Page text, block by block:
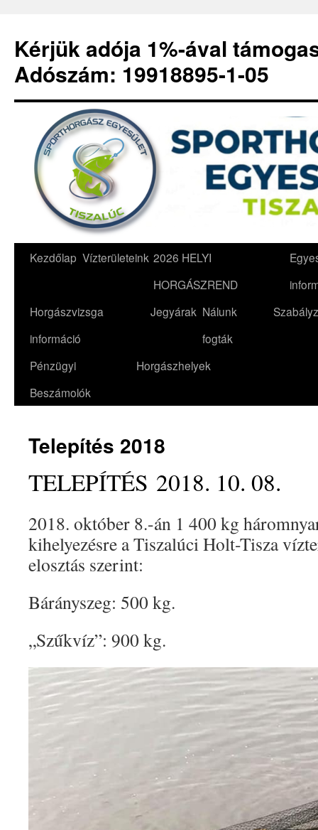
Kérjük adója 1%-ával
Adószám: 19918895-1-05
Kilépés
tartalomba
Kezdőlap Vízterületeink 2026 HELYI
HORGÁSZREND
Horgászvizsga
információ
Jegyárak Nálunk
fogták
Pénzügyi
Beszámolók
Horgászhelyek
Telepítés 2018
TELEPÍTÉS 2018. 10. 08.
2018. október 8.-án 1 400 kg
kihelyezésre a Tiszalúci Holt-Tisza
elosztás szerint:
Bárányszeg: 500 kg.
„Szűkvíz”: 900 kg.